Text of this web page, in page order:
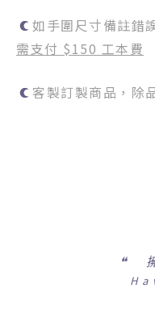
如手圍尺寸備註錯
需支付 $150 工本費
客製訂製商品，除
❝
H